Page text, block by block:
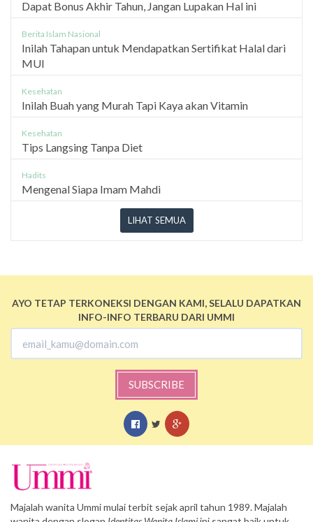
Dapat Bonus Akhir Tahun, Jangan Lupakan Hal ini
Berita Islam Nasional
Inilah Tahapan untuk Mendapatkan Sertifikat Halal dari
MUI
Kesehatan
Inilah Buah yang Murah Tapi Kaya akan Vitamin
Kesehatan
Tips Langsing Tanpa Diet
Hadits
Mengenal Siapa Imam Mahdi
LIHAT SEMUA
AYO TETAP TERKONEKSI DENGAN KAMI, SELALU DAPATKAN
INFO-INFO TERBARU DARI UMMI
SUBSCRIBE
Majalah wanita Ummi mulai terbit sejak april tahun 1989. Majalah